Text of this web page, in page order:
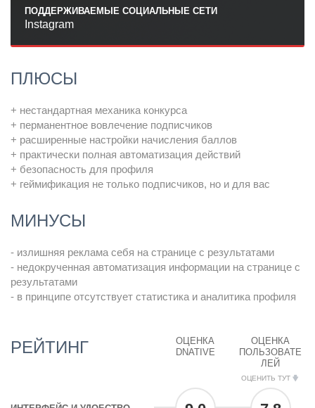
ПОДДЕРЖИВАЕМЫЕ СОЦИАЛЬНЫЕ СЕТИ
Instagram
ПЛЮСЫ
+ нестандартная механика конкурса
+ перманентное вовлечение подписчиков
+ расширенные настройки начисления баллов
+ практически полная автоматизация действий
+ безопасность для профиля
+ геймификация не только подписчиков, но и для вас
МИНУСЫ
- излишняя реклама себя на странице с результатами
- недокрученная автоматизация информации на странице с
результатами
- в принципе отсутствует статистика и аналитика профиля
РЕЙТИНГ
ОЦЕНКА
DNATIVE
ОЦЕНКА
ПОЛЬЗОВАТЕ
ЛЕЙ
ОЦЕНИТЬ ТУТ